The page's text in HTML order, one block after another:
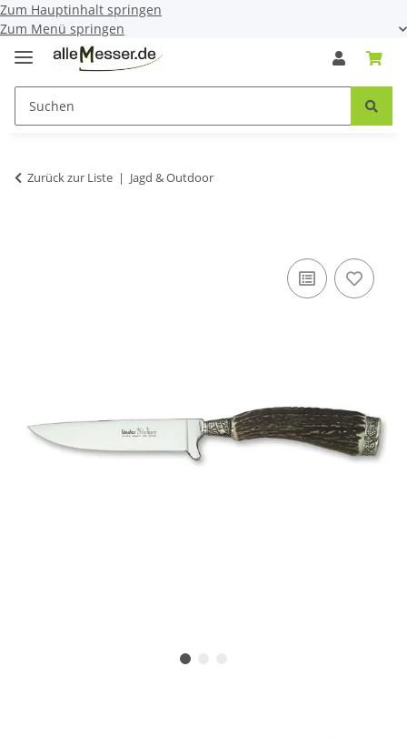
Zum Hauptinhalt springen
Zum Menü springen
Zurück zur Liste Jagd & Outdoor